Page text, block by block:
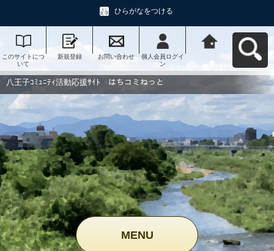
ひらがなをつける
このサイトにつ
いて
新規登録 お問い合わせ
個人会員ログイ
ン
動応援ｻｲﾄ はち
コミねっとへ戻
八王子ｺﾐｭﾆﾃｨ活動応援ｻｲﾄ はちコミねっと
MENU